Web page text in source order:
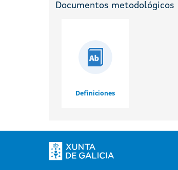
Documentos metodológicos
Definiciones